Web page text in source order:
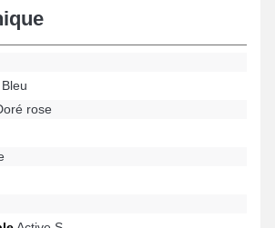
avec de nombreux modèles
Garmin, proposant un ajustement
Bleu
rose